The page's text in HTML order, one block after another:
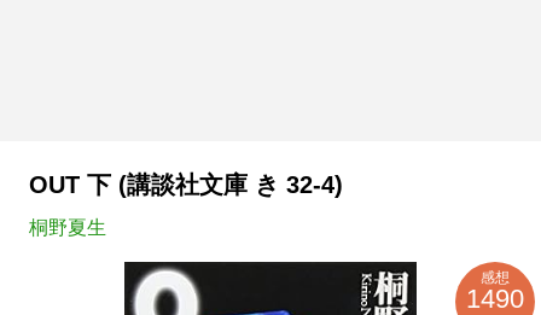
OUT 下 (講談社文庫 き 32-4)
桐野夏生
感想
1490